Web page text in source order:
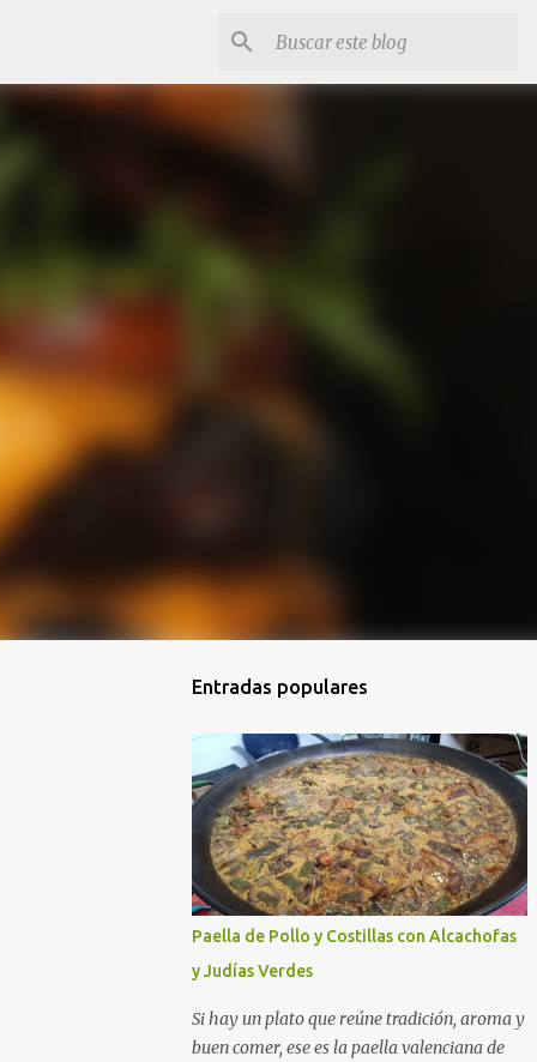
Entradas populares
Paella de Pollo y Costillas con Alcachofas
y Judías Verdes
Si hay un plato que reúne tradición, aroma y
buen comer, ese es la paella valenciana de